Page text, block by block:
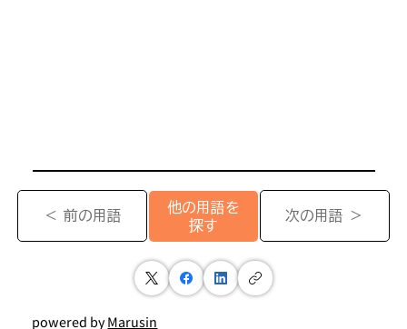
＜ 前の用語
他の用語を
探す
次の用語 ＞
powered byMarusin